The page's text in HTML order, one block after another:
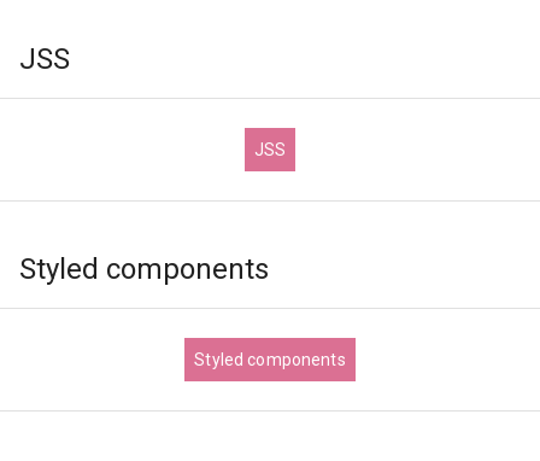
JSS
JSS
Styled components
Styled components